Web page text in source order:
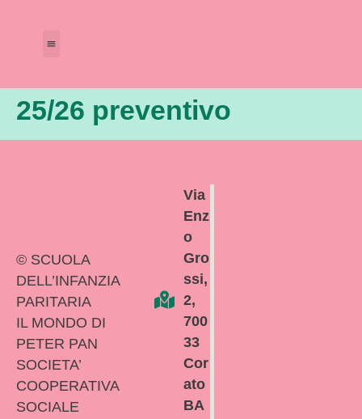
25/26 preventivo
© SCUOLA
DELL’INFANZIA
PARITARIA
IL MONDO DI
PETER PAN
SOCIETA’
COOPERATIVA
SOCIALE
Via
Enz
o
Gro
ssi,
2,
700
33
Cor
ato
BA